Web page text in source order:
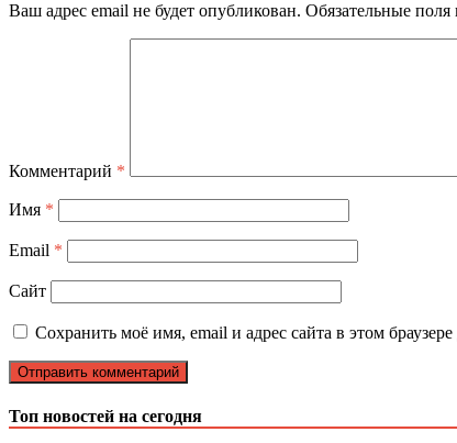
Ваш адрес email не будет опубликован. Обязательные
Комментарий *
Имя *
Email *
Сайт
Сохранить моё имя, email и адрес сайта в этом
Топ новостей на сегодня